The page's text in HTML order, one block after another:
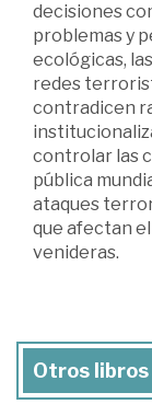
decisiones
problemas y
ecológicas,
redes
contradicen
controlar las
pública
ataques
que afectan
venideras.
Otros